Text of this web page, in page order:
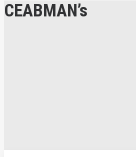
CEABMAN’s